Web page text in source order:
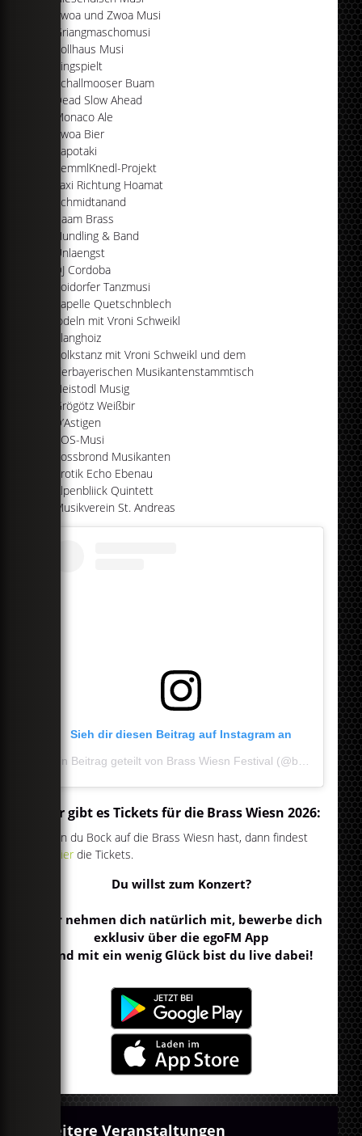
Zwoa und Zwoa Musi
Griangmaschomusi
Zollhaus Musi
Eingspielt
Schallmooser Buam
Dead Slow Ahead
Monaco Ale
Zwoa Bier
Kapotaki
SemmlKnedl-Projekt
Taxi Richtung Hoamat
Schmidtanand
Baam Brass
Hundling & Band
Unlaengst
DJ Cordoba
Soidorfer Tanzmusi
Kapelle Quetschnblech
Jodeln mit Vroni Schweikl
Klanghoiz
Volkstanz mit Vroni Schweikl und dem
Niederbayerischen Musikantenstammtisch
Heistodl Musig
Grögötz Weißbir
D’Astigen
SOS-Musi
Rossbrond Musikanten
Erotik Echo Ebenau
Alpenbliick Quintett
Musikverein St. Andreas
Sieh dir diesen Beitrag auf Instagram an
Ein Beitrag geteilt von Brass Wiesn Festival (@brasswiesn)
Hier gibt es Tickets für die Brass Wiesn 2026:
Wenn du Bock auf die Brass Wiesn hast, dann findest
hierdie Tickets.
Du willst zum Konzert?
Wir nehmen dich natürlich mit, bewerbe dich
exklusiv über die egoFM App
und mit ein wenig Glück bist du live dabei!
Weitere Veranstaltungen